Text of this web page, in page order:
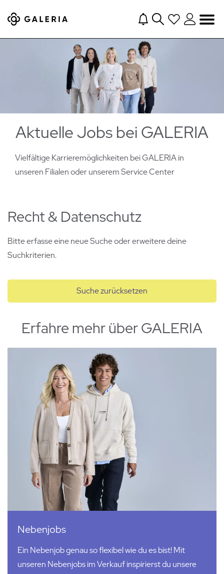
Navigation
Aktuelle Jobs bei GALERIA
Vielfältige Karrieremöglichkeiten bei GALERIA in
unseren Filialen oderunserem Service Center
Recht & Datenschutz
Bitte erfasse eine neue Suche oder erweitere deine
Suchkriterien.
Suche zurücksetzen
Erfahre mehr über GALERIA
Nebenjobs
Ein Nebenjob genau so flexibel wie du es bist! Mit
unseren Nebenjobs im Verkauf inspirierst du unsere